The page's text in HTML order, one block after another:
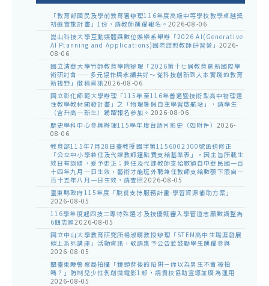
「教育部國民及學前教育署辦理116年度高級中等學校教學卓越獎
初選實施計畫」1份，請教師踴躍報名。 2026-08-06
崑山科技大學互動媒體與數位娛樂系舉辦「2026 AI(Generative
AI Planning and Applications)國際證照教師研習營」 2026-
08-06
國立清華大學竹師教育學院辦理「2026第十七屆教育創新國際學
術研討會——多元協作與永續共好～從科技創新到人本實踐的教育
新視野」徵稿資訊2026-08-06
國立彰化師範大學辦理「115年至116年普通暨技術型高中物理適
性教學教材開發計畫」之「物理暑假自主學習啟航站」，請學生
（含升高一新生）踴躍報名參加。 2026-08-06
歷史學科中心參與辦理115學年度台語片影史（如附件） 2026-
08-06
教育部115年7月28日臺教授國字第1156002300號函送修正
「公立中小學兼任及代課教師鐘點費支給基準表」，因主旨所載生
效日有誤繕，爰予更正；兼任及代課教師支給數額自中華民國一百
十四年九月一日生效，藝術才能班外聘兼任教師支給數額下限自一
百十五年八月一日生效，請查照2026-08-05
臺東縣政府115年度「脫貧支持服務計畫-學習資源補助方案」
2026-08-05
116學年度起四技二專特殊選才及技優甄審入學管道志願數調整為
6個志願2026-08-05
國立中山大學教育研究所楊淑晴教授辦理「STEM高中生職涯發展
線上系列講座」活動資訊，敬請惠予公告並鼓勵學生踴躍參與
2026-08-05
關臺東縣警察局拍攝「鏡頭背後的陷阱－你以為男生不會被拍
嗎？」防制兒少性剝削微電影1部，請貴校協助宣導並廣為運用
2026-08-05